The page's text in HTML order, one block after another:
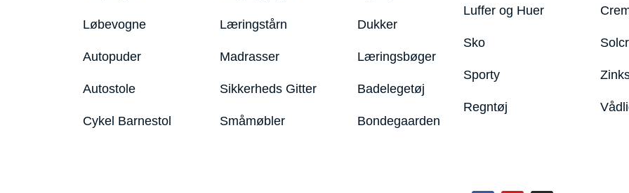
Løbevogne
Autopuder
Autostole
Cykel Barnestol
Læringstårn
Madrasser
Sikkerheds Gitter
Småmøbler
Dukker
Læringsbøger
Badelegetøj
Bondegaarden
Luffer og Huer
Sko
Sporty
Regntøj